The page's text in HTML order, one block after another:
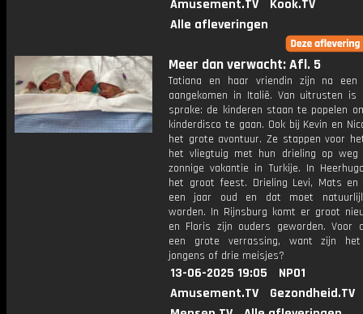
Amusement.TV
Kook.TV
Alle afleveringen
Meer dan verwacht: Afl. 5
Tatiana en haar vriendin zijn na
aangekomen in Italië. Van uitrusten is
sprake: de kinderen staan te popelen
kinderdisco te gaan. Ook bij Kevin en
het grote avontuur. Ze stappen voor
het vliegtuig met hun drieling op weg
zonnige vakantie in Turkije. In
het groot feest. Drieling Levi, Mats en
een jaar oud en dat moet
worden. In Rijnsburg komt er groot
en Floris zijn ouders geworden. Voor
een grote verrassing, want zijn
jongens of drie meisjes?
13-06-2025 19:05
NPO1
Amusement.TV
Gezondheid.TV